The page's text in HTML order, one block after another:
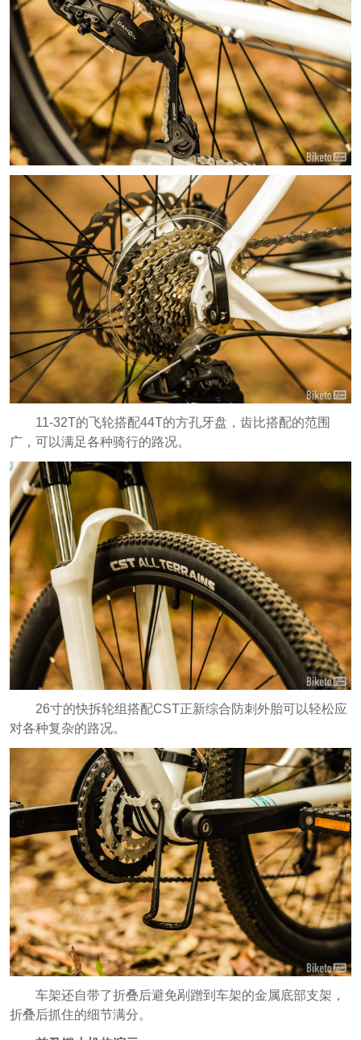
11-32T的飞轮搭配44T的方孔牙盘，齿比搭配的范围
广，可以满足各种骑行的路况。
26寸的快拆轮组搭配CST正新综合防刺外胎可以轻松应
对各种复杂的路况。
车架还自带了折叠后避免剐蹭到车架的金属底部支架，
折叠后抓住的细节满分。